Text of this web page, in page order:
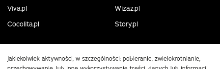
Viva.pl
Wizaz.pl
Cocolita.pl
Story.pl
Jakiekolwiek aktywności, w szczególności: pobieranie, zwielokrotnianie,